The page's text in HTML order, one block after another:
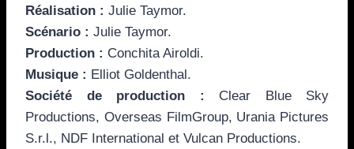
Réalisation : Julie Taymor.
Scénario : Julie Taymor.
Production : Conchita Airoldi.
Musique : Elliot Goldenthal.
Société de production : Clear Blue Sky
Productions, Overseas FilmGroup, Urania Pictures
S.r.l., NDF International et Vulcan Productions.